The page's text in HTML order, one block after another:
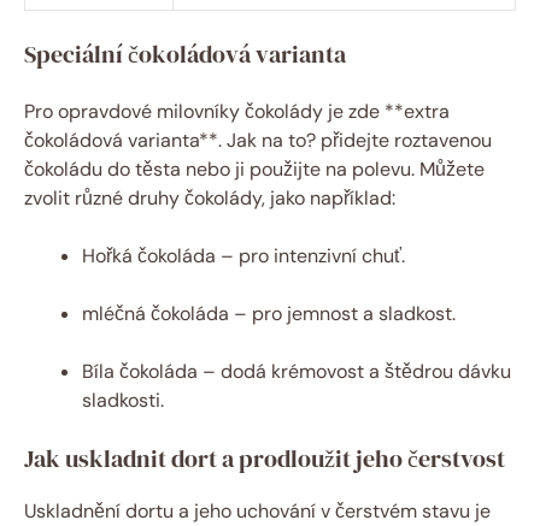
Speciální čokoládová varianta
Pro opravdové milovníky čokolády je zde **extra
čokoládová varianta**. Jak na to? přidejte roztavenou
čokoládu do těsta nebo ji použijte na polevu. Můžete
zvolit různé druhy čokolády, jako například:
Hořká čokoláda – pro intenzivní chuť.
mléčná čokoláda – pro jemnost a sladkost.
Bíla čokoláda – dodá krémovost a štědrou dávku
sladkosti.
Jak uskladnit dort a prodloužit jeho čerstvost
Uskladnění dortu a jeho uchování v čerstvém stavu je